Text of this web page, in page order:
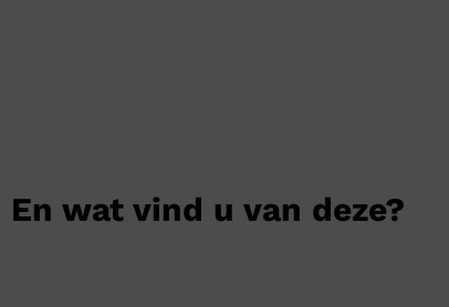
En wat vind u van deze?